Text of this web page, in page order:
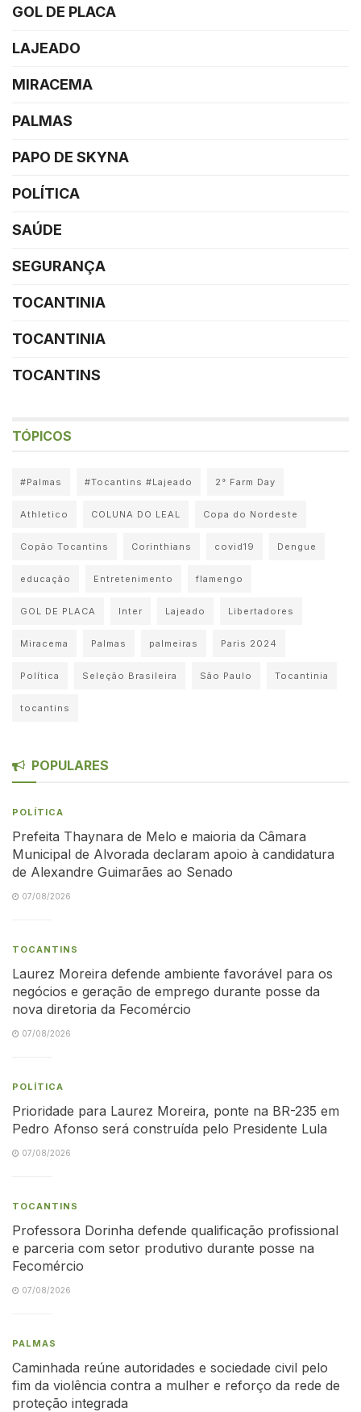
GOL DE PLACA
LAJEADO
MIRACEMA
PALMAS
PAPO DE SKYNA
POLÍTICA
SAÚDE
SEGURANÇA
TOCANTINIA
TOCANTINIA
TOCANTINS
TÓPICOS
#Palmas #Tocantins #Lajeado 2° Farm Day
Athletico COLUNA DO LEAL Copa do Nordeste
Copão Tocantins Corinthians covid19 Dengue
educação Entretenimento flamengo
GOL DE PLACA Inter Lajeado Libertadores
Miracema Palmas palmeiras Paris 2024
Política Seleção Brasileira São Paulo Tocantinia
tocantins
POPULARES
POLÍTICA
Prefeita Thaynara de Melo e maioria da Câmara
Municipal de Alvorada declaram apoio à candidatura
de Alexandre Guimarães ao Senado
07/08/2026
TOCANTINS
Laurez Moreira defende ambiente favorável para os
negócios e geração de emprego durante posse da
nova diretoria da Fecomércio
07/08/2026
POLÍTICA
Prioridade para Laurez Moreira, ponte na BR-235 em
Pedro Afonso será construída pelo Presidente Lula
07/08/2026
TOCANTINS
Professora Dorinha defende qualificação profissional
e parceria com setor produtivo durante posse na
Fecomércio
07/08/2026
PALMAS
Caminhada reúne autoridades e sociedade civil pelo
fim da violência contra a mulher e reforço da rede de
proteção integrada